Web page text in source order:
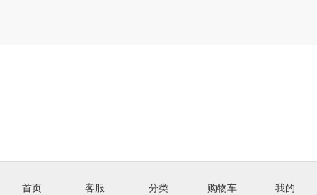
首页 客服 分类 购物车 我的